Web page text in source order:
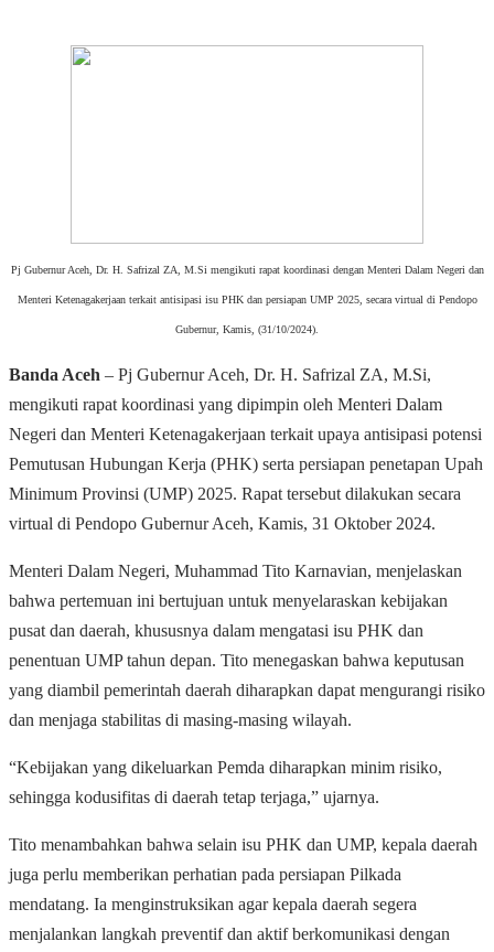
Pj Gubernur Aceh, Dr. H. Safrizal ZA, M.Si mengikuti rapat koordinasi dengan Menteri Dalam Negeri dan
Menteri Ketenagakerjaan terkait antisipasi isu PHK dan persiapan UMP 2025, secara virtual di Pendopo
Gubernur, Kamis, (31/10/2024).
Banda Aceh – Pj Gubernur Aceh, Dr. H. Safrizal ZA, M.Si,
mengikuti rapat koordinasi yang dipimpin oleh Menteri Dalam
Negeri dan Menteri Ketenagakerjaan terkait upaya antisipasi potensi
Pemutusan Hubungan Kerja (PHK) serta persiapan penetapan Upah
Minimum Provinsi (UMP) 2025. Rapat tersebut dilakukan secara
virtual di Pendopo Gubernur Aceh, Kamis, 31 Oktober 2024.
Menteri Dalam Negeri, Muhammad Tito Karnavian, menjelaskan
bahwa pertemuan ini bertujuan untuk menyelaraskan kebijakan
pusat dan daerah, khususnya dalam mengatasi isu PHK dan
penentuan UMP tahun depan. Tito menegaskan bahwa keputusan
yang diambil pemerintah daerah diharapkan dapat mengurangi risiko
dan menjaga stabilitas di masing-masing wilayah.
“Kebijakan yang dikeluarkan Pemda diharapkan minim risiko,
sehingga kodusifitas di daerah tetap terjaga,” ujarnya.
Tito menambahkan bahwa selain isu PHK dan UMP, kepala daerah
juga perlu memberikan perhatian pada persiapan Pilkada
mendatang. Ia menginstruksikan agar kepala daerah segera
menjalankan langkah preventif dan aktif berkomunikasi dengan